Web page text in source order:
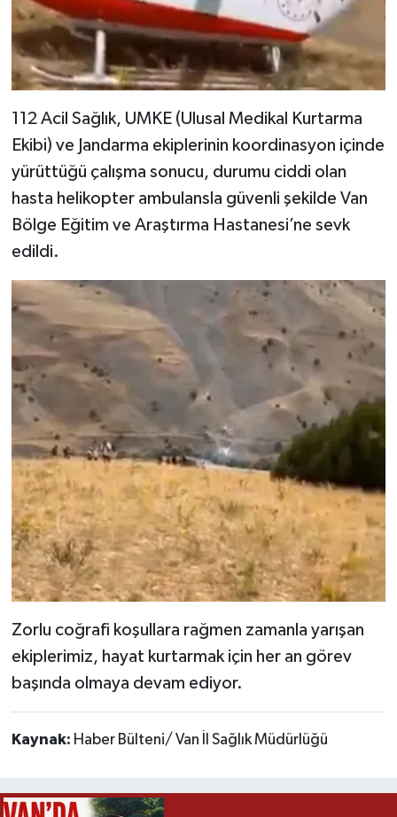
112 Acil Sağlık, UMKE (Ulusal Medikal Kurtarma
Ekibi) ve Jandarma ekiplerinin koordinasyon içinde
yürüttüğü çalışma sonucu, durumu ciddi olan
hasta helikopter ambulansla güvenli şekilde Van
Bölge Eğitim ve Araştırma Hastanesi’ne sevk
edildi.
Zorlu coğrafi koşullara rağmen zamanla yarışan
ekiplerimiz, hayat kurtarmak için her an görev
başında olmaya devam ediyor.
Kaynak: Haber Bülteni/ Van İl Sağlık Müdürlüğü